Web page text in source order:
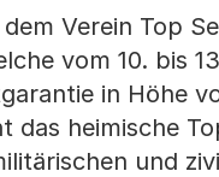
Verein Top
vom 10. bis
in Höhe
das heimische
und